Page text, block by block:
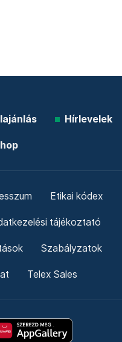
Hírlevelek
Etikai kódex
tájékoztató
Szabályzatok
Telex Sales